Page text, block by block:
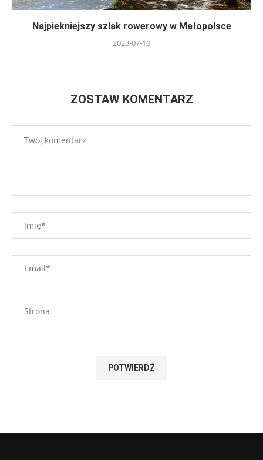
Najpiekniejszy szlak rowerowy w Małopolsce
2023-07-10
ZOSTAW KOMENTARZ